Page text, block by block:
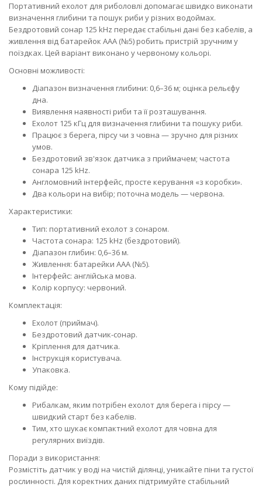
Портативний ехолот для риболовлі допомагає швидко виконати
визначення глибини та пошук риби у різних водоймах.
Бездротовий сонар 125 kHz передає стабільні дані без кабелів, а
живлення від батарейок AAA (№5) робить пристрій зручним у
поїздках. Цей варіант виконано у червоному кольорі.
Основні можливості:
Діапазон визначення глибини: 0,6–36 м; оцінка рельєфу
дна.
Виявлення наявності риби та її розташування.
Ехолот 125 кГц для визначення глибини та пошуку риби.
Працює з берега, пірсу чи з човна — зручно для різних
умов.
Бездротовий зв'язок датчика з приймачем; частота
сонара 125 kHz.
Англомовний інтерфейс, просте керування «з коробки».
Два кольори на вибір; поточна модель — червона.
Характеристики:
Тип: портативний ехолот з сонаром.
Частота сонара: 125 kHz (бездротовий).
Діапазон глибин: 0,6–36 м.
Живлення: батарейки AAA (№5).
Інтерфейс: англійська мова.
Колір корпусу: червоний.
Комплектація:
Ехолот (приймач).
Бездротовий датчик-сонар.
Кріплення для датчика.
Інструкція користувача.
Упаковка.
Кому підійде:
Рибалкам, яким потрібен ехолот для берега і пірсу —
швидкий старт без кабелів.
Тим, хто шукає компактний ехолот для човна для
регулярних виїздів.
Поради з використання:
Розмістіть датчик у воді на чистій ділянці, уникайте піни та густої
рослинності. Для коректних даних підтримуйте стабільний